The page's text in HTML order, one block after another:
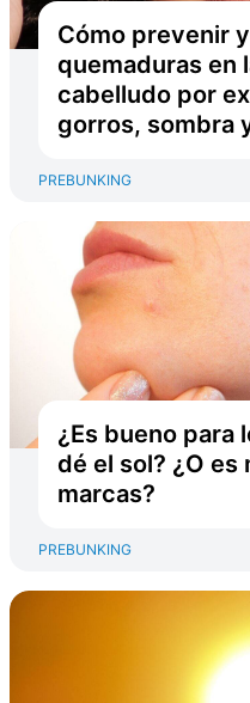
Cómo prevenir
quemaduras en
cabelludo por
gorros, sombra
PREBUNKING
¿Es bueno para
dé el sol? ¿O es
marcas?
PREBUNKING